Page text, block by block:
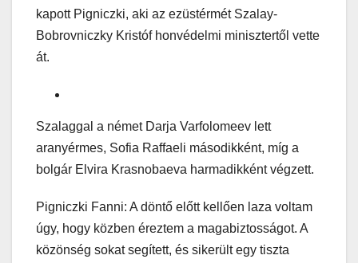
kapott Pigniczki, aki az ezüstérmét Szalay-
Bobrovniczky Kristóf honvédelmi minisztertől vette
át.
Szalaggal a német Darja Varfolomeev lett
aranyérmes, Sofia Raffaeli másodikként, míg a
bolgár Elvira Krasnobaeva harmadikként végzett.
Pigniczki Fanni: A döntő előtt kellően laza voltam
úgy, hogy közben éreztem a magabiztosságot. A
közönség sokat segített, és sikerült egy tiszta